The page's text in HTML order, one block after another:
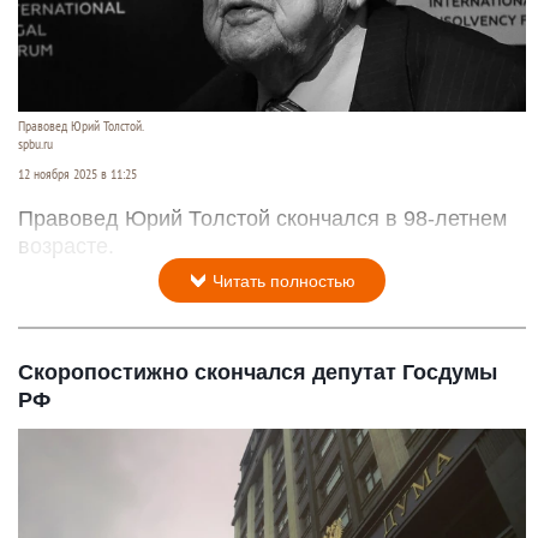
Правовед Юрий Толстой.
spbu.ru
12 ноября 2025 в 11:25
Правовед Юрий Толстой скончался в 98-летнем
возрасте.
Читать полностью
Скоропостижно скончался депутат Госдумы
РФ